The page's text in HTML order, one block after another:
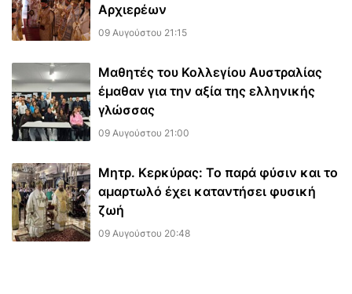
Αρχιερέων
09 Αυγούστου 21:15
Μαθητές του Κολλεγίου Αυστραλίας
έμαθαν για την αξία της ελληνικής
γλώσσας
09 Αυγούστου 21:00
Μητρ. Κερκύρας: Το παρά φύσιν και το
αμαρτωλό έχει καταντήσει φυσική
ζωή
09 Αυγούστου 20:48